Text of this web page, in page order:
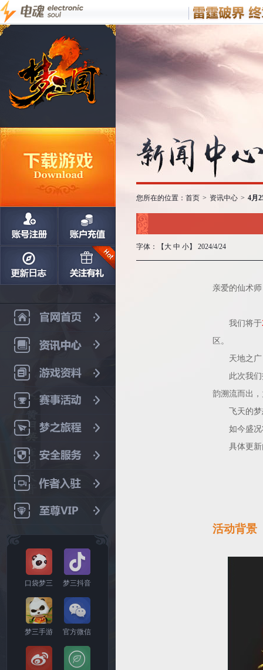
口袋梦三 梦三抖音
梦三手游 官方微信
您所在的位置： 首页 > 资讯中心 > 4月
字体：【 大 中 小】 2024/4/24
亲爱的仙术
我们将于
区。
天地之广
此次我们抵
韵溯流而出
飞天的梦
如今盛况将
具体更新
活动背景